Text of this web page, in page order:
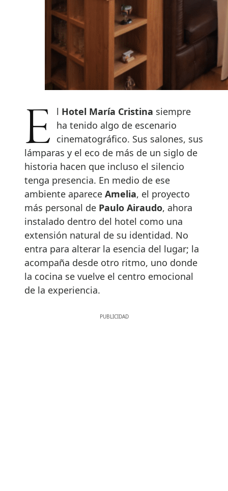
El Hotel María Cristina siempre
ha tenido algo de escenario
cinematográfico. Sus salones, sus
lámparas y el eco de más de un siglo de
historia hacen que incluso el silencio
tenga presencia. En medio de ese
ambiente aparece Amelia, el proyecto
más personal de Paulo Airaudo, ahora
instalado dentro del hotel como una
extensión natural de su identidad. No
entra para alterar la esencia del lugar; la
acompaña desde otro ritmo, uno donde
la cocina se vuelve el centro emocional
de la experiencia.